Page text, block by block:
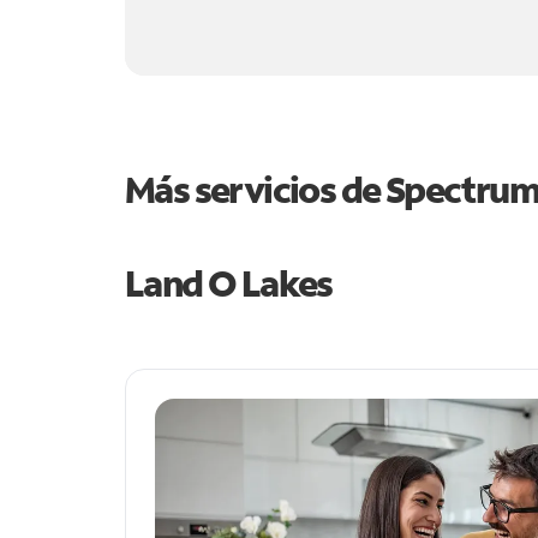
Más servicios de
Land O Lakes